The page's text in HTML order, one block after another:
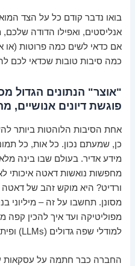
בואו נדבר קודם כל על הצד
אנליסטים, ואפילו הדודה
אם כדאי לשים כמה פרוטות (או
כמה סיבות טובות שכדאי לכם
"אוצר" הנתונים הגדול
פוגשת דיונים אנושיים,
אחת הסיבות הלוהטות ביותר
כן, שמעתם נכון. כל אות, כל
מחפשות נואשות דאטה איכותי
ורדיט? היא מוקש זהב של דאטה
מסונן. תחשבו על זה – מיליוני
מפוליטיקה ועד איך להכין
למודלי שפה גדולים (LLMs) ופיתוחי AI אחרים.
החברה כבר חתמה על עסקאות